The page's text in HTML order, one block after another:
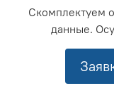
Скомплектуем
данные.